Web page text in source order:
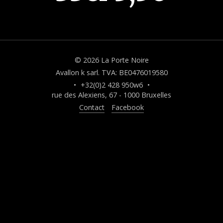
© 2026 La Porte Noire
Avallon k sarl. TVA: BE0476019580
• +32(0)2 428 950w6 •
rue des Alexiens, 67 - 1000 Bruxelles
Contact
Facebook